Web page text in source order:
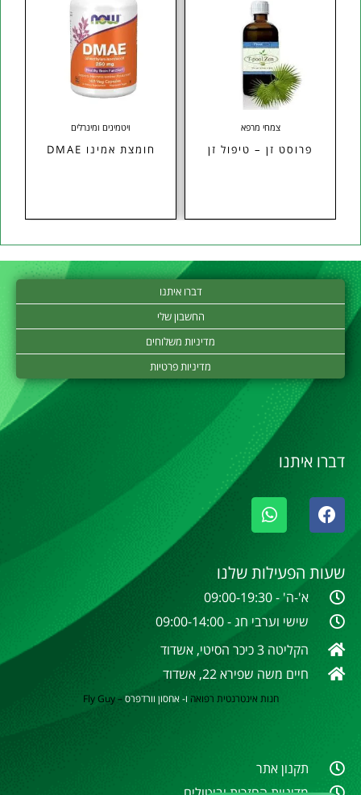
צמחי מרפא
פרוסט זן – טיפול זן
ויטמינים ומינרלים
חומצת אמינו DMAE
דברו איתנו
החשבון שלי
מדיניות משלוחים
מדיניות פרטיות
דברו איתנו
שעות הפעילות שלנו
א'-ה' - 09:00-19:30
שישי וערבי חג - 09:00-14:00
הקליטה 3 כיכר הסיטי, אשדוד
חיים משה שפירא 22, אשדוד
חנות אינטרנטית רפואה ו- אחסון וורדפרס–
Fly Guy
תקנון אתר